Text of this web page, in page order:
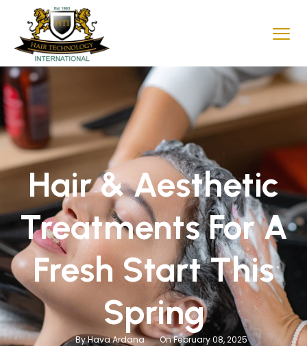
Hair & Aesthetic
Treatments For A
Fresh Start This
Spring
By Hava Ardana On February 08, 2025